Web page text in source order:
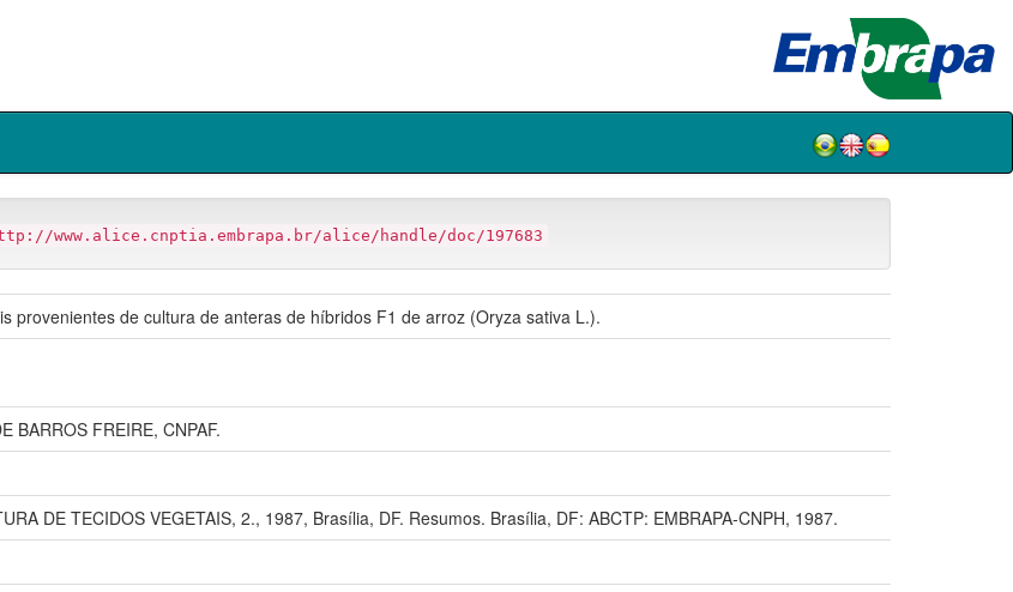
www.alice.cnptia.embrapa.br/alice/handle/doc/197683
provenientes de cultura de anteras de híbridos F1 de arroz (Oryza sativa L.).
BARROS FREIRE, CNPAF.
DE TECIDOS VEGETAIS, 2., 1987, Brasília, DF. Resumos. Brasília, DF: ABCTP: EMBRAPA-CNPH, 1987.